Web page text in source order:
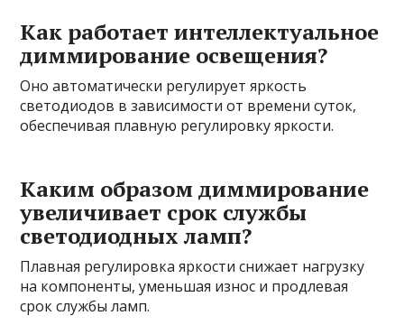
Как работает интеллектуальное
диммирование освещения?
Оно автоматически регулирует яркость
светодиодов в зависимости от времени суток,
обеспечивая плавную регулировку яркости.
Каким образом диммирование
увеличивает срок службы
светодиодных ламп?
Плавная регулировка яркости снижает нагрузку
на компоненты, уменьшая износ и продлевая
срок службы ламп.